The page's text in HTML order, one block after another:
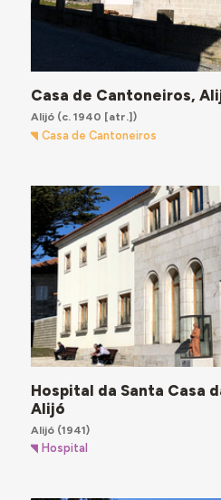
Casa de Cantoneiros,
Alijó(c. 1940 [atr.])
Casa de Cantoneiros
Hospital da Santa Casa
Alijó
Alijó(1941)
Hospital